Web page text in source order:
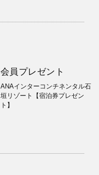
会員プレゼント
ANAインターコンチネンタル石
垣リゾート【宿泊券プレゼン
ト】